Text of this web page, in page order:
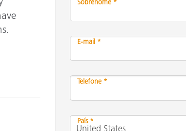
Construção
E-mail *
Telefone *
País *